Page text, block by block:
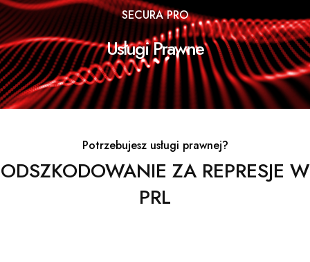
SECURA PRO
Usługi Prawne
Potrzebujesz usługi prawnej?
ODSZKODOWANIE ZA REPRESJE W
PRL